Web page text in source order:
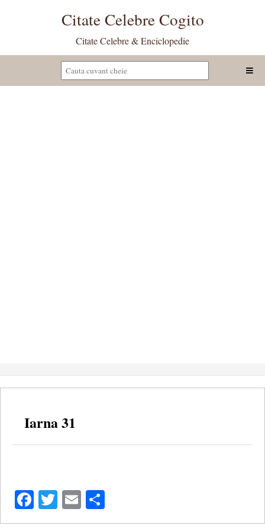
Citate Celebre Cogito
Citate Celebre & Enciclopedie
Iarna 31
Facebook
Twitter
Email